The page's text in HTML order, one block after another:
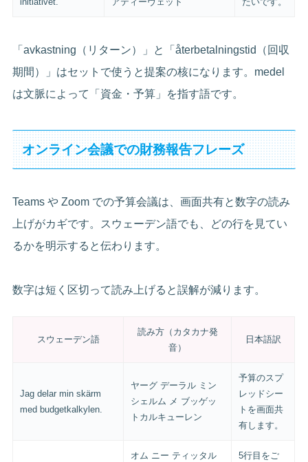
「avkastning（リターン）」と「återbetalningstid（回収
期間）」はセットで使うと提案の核になります。medel
は文脈によって「資金・予算」を指す語です。
オンライン会議での財務報告フレーズ
Teams や Zoom での予算会議は、画面共有と数字の読み
上げがカギです。スウェーデン語でも、どの行を見てい
るかを明示すると伝わります。
数字は短く区切って読み上げると誤解が減ります。
スウェーデン語
読み方（カタカナ発
音）
日本語訳
Jag delar min skärm
med budgetkalkylen.
ヤーグ デーラル ミン
シェルム メ ブッゲッ
トカルキューレン
予算のスプ
レッドシー
トを画面共
有します。
オム ニー ティッタル
5行目をご